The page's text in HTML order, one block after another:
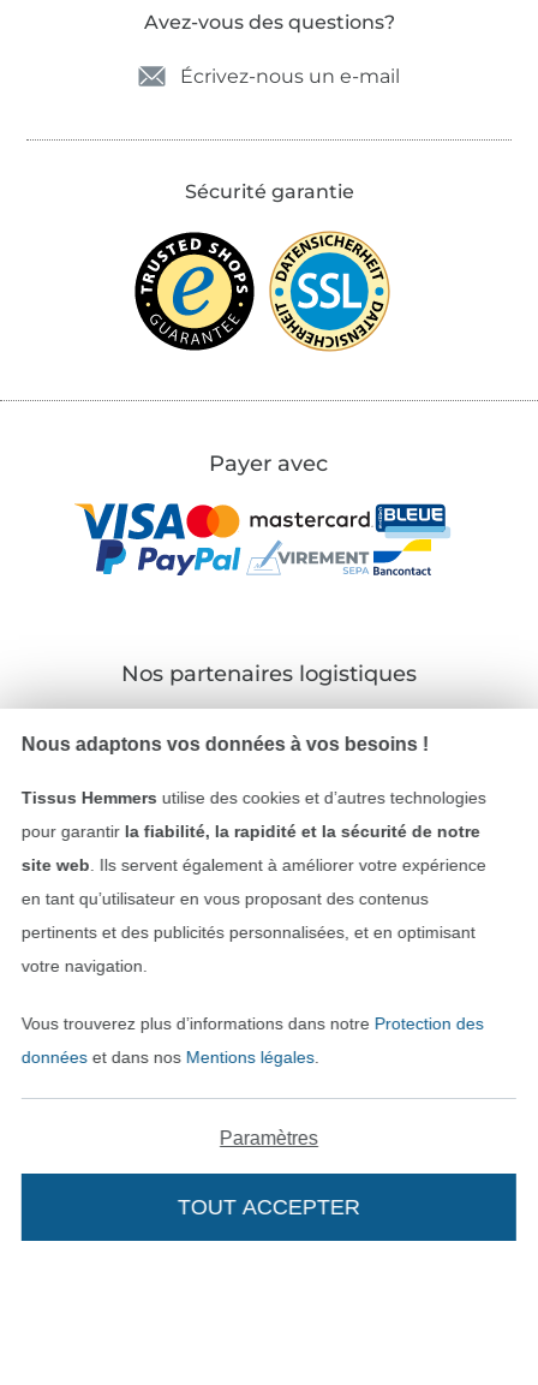
Avez-vous des questions?
Écrivez-nous un e-mail
Sécurité garantie
Payer avec
Nos partenaires logistiques
Mentions légales
CGV
Droit de rétractation
Passer à la boutique allemande
Nous adaptons vos données à vos besoins !
Tissus Hemmers utilise des cookies et d’autres technologies
pour garantir la fiabilité, la rapidité et la sécurité de notre
site web . Ils servent également à améliorer votre expérience
en tant qu’utilisateur en vous proposant des contenus
pertinents et des publicités personnalisées, et en optimisant
votre navigation.
Vous trouverez plus d’informations dans notre Protection des
donnéeset dans nos Mentions légales.
Paramètres
TOUT ACCEPTER